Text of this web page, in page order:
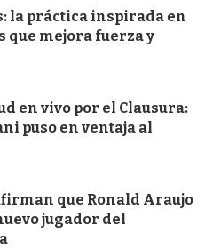
la práctica inspirada en
mejora fuerza y
en vivo por el Clausura:
puso en ventaja al
que Ronald Araujo
jugador del